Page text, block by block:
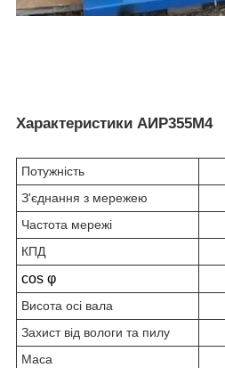
Характеристики АИР355М4
Потужність
З'єднання з мережею
Частота мережі
КПД
cos φ
Висота осі вала
Захист від вологи та пилу
Маса